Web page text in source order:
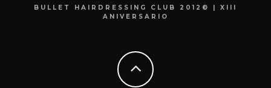
BULLET HAIRDRESSING CLUB 2012© | XIII
ANIVERSARIO